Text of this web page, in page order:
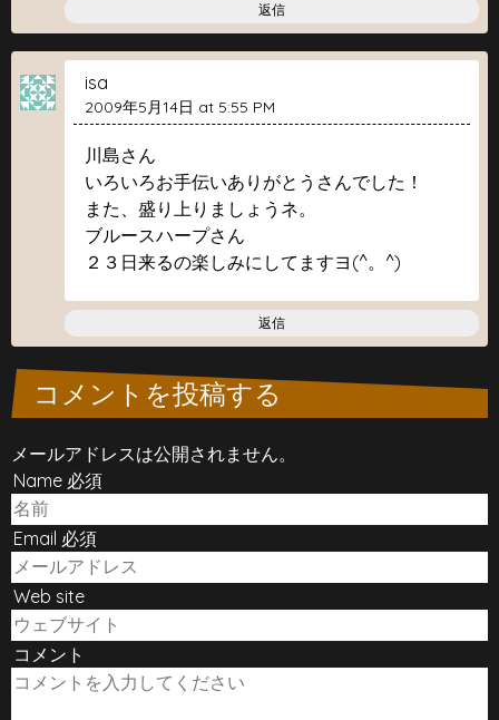
返信
2009年5月14日 at 5:55 PM
isa
川島さん
いろいろお手伝いありがとうさんでした！
また、盛り上りましょうネ。
ブルースハープさん
２３日来るの楽しみにしてますヨ(^。^)
返信
コメントを投稿する
メールアドレスは公開されません。
Name 必須
Email 必須
Web site
コメント